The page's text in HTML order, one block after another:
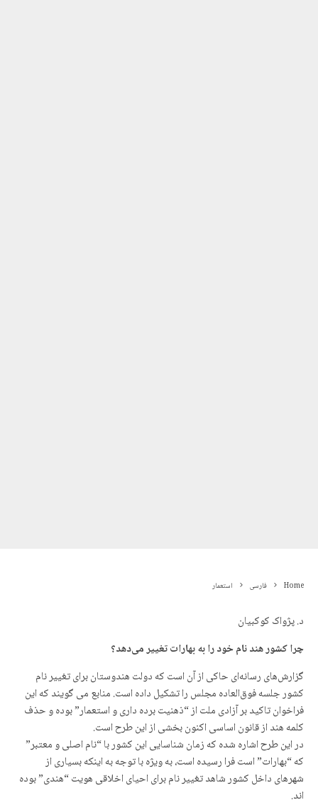
Home فارسی استعمار
د. پژواک کوکبیان
چرا کشور هند نام خود را به بهارات تغییر می‌دهد؟
گزارش‌های رسانه‌ای حاکی از آن است که دولت هندوستان برای تغییر نام
کشور جلسه فوق‌العاده مجلس را تشکیل داده است. منابع می گویند که این
فراخوان تاکید بر آزادی ملت از “ذهنیت برده داری و استعمار” بوده و حذف
کلمه هند از قانون اساسی اکنون بخشی از این طرح است.
در این طرح اشاره شده که زمان شناسایی این کشور با “نام اصلی و معتبر”
که “بهارات” است فرا رسیده است، به ویژه با توجه به اینکه بسیاری از
شهرهای داخل کشور شاهد تغییر نام برای احیای اخلاقی هویت “هندی” بوده
اند.